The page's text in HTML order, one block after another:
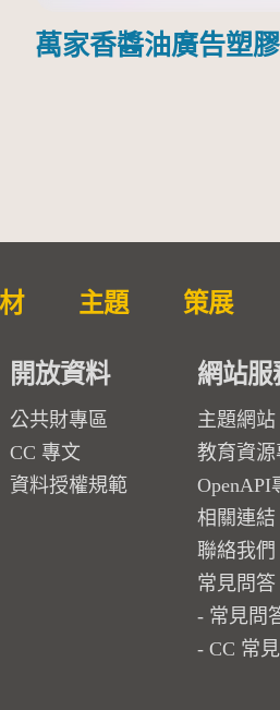
萬家香醬油廣告塑
主題 策展
開放資料
公共財專區
CC 專文
資料授權規範
網站服
主題網站
教育資源
OpenAPI
相關連結
聯絡我們
常見問答
常見問
CC 常